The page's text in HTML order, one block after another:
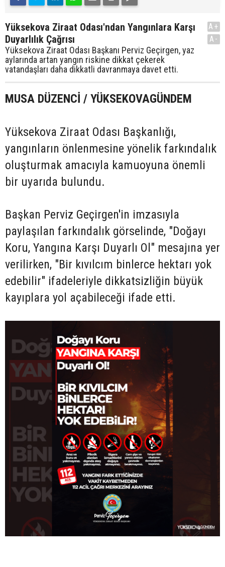
Yüksekova Ziraat Odası'ndan Yangınlara Karşı
Duyarlılık Çağrısı
Yüksekova Ziraat Odası Başkanı Perviz Geçirgen, yaz
aylarında artan yangın riskine dikkat çekerek
vatandaşları daha dikkatli davranmaya davet etti.
A+
A-
MUSA DÜZENCİ / YÜKSEKOVAGÜNDEM
Yüksekova Ziraat Odası Başkanlığı,
yangınların önlenmesine yönelik farkındalık
oluşturmak amacıyla kamuoyuna önemli
bir uyarıda bulundu.
Başkan Perviz Geçirgen'in imzasıyla
paylaşılan farkındalık görselinde, "Doğayı
Koru, Yangına Karşı Duyarlı Ol" mesajına yer
verilirken, "Bir kıvılcım binlerce hektarı yok
edebilir" ifadeleriyle dikkatsizliğin büyük
kayıplara yol açabileceği ifade etti.